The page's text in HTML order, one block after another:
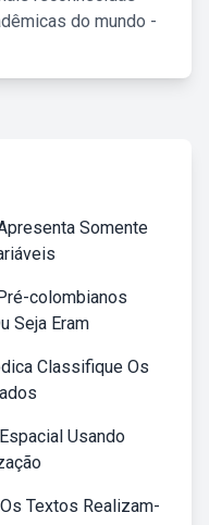
do mundo -
Somente
colombianos
Seja Eram
Classifique Os
Usando
Textos Realizam-